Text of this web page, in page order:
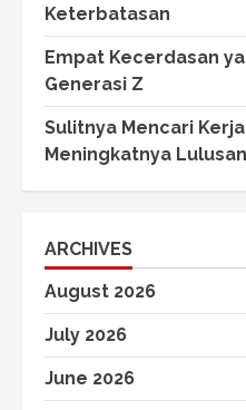
Keterbatasan
Empat Kecerdasan
Generasi Z
Sulitnya Mencari
Meningkatnya
ARCHIVES
August 2026
July 2026
June 2026